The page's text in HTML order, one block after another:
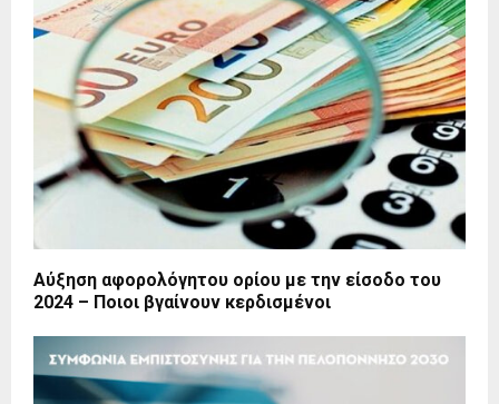
Αύξηση αφορολόγητου ορίου με την είσοδο του
2024 – Ποιοι βγαίνουν κερδισμένοι